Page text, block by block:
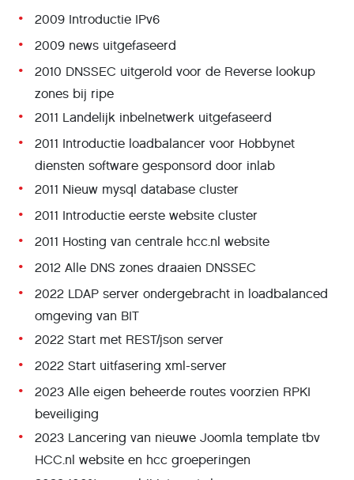
2009 Introductie IPv6
2009 news uitgefaseerd
2010 DNSSEC uitgerold voor de Reverse lookup
zones bij ripe
2011 Landelijk inbelnetwerk uitgefaseerd
2011 Introductie loadbalancer voor Hobbynet
diensten software gesponsord door inlab
2011 Nieuw mysql database cluster
2011 Introductie eerste website cluster
2011 Hosting van centrale hcc.nl website
2012 Alle DNS zones draaien DNSSEC
2022 LDAP server ondergebracht in loadbalanced
omgeving van BIT
2022 Start met REST/json server
2022 Start uitfasering xml-server
2023 Alle eigen beheerde routes voorzien RPKI
beveiliging
2023 Lancering van nieuwe Joomla template tbv
HCC.nl website en hcc groeperingen